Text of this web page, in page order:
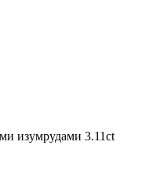
изумрудами 3.11ct